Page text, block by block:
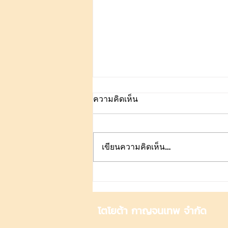
คู่ใจ ให้อยู่กับคุณไปนานๆ
ความคิดเห็น
เขียนความคิดเห็น…
โตโยต้า กาญจนเทพ จำกัด